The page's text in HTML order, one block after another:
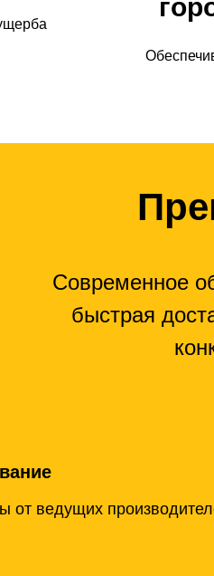
Современное
быстрая
от ведущих